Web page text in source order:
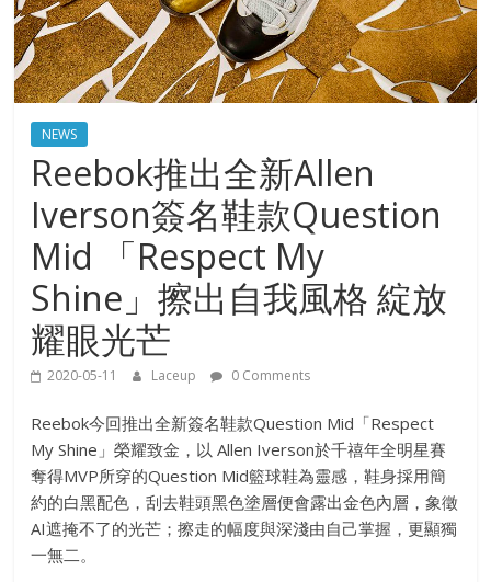
NEWS
Reebok推出全新Allen
Iverson簽名鞋款Question
Mid 「Respect My
Shine」擦出自我風格 綻放
耀眼光芒
2020-05-11 Laceup 0 Comments
Reebok今回推出全新簽名鞋款Question Mid「Respect
My Shine」榮耀致金，以 Allen Iverson於千禧年全明星賽
奪得MVP所穿的Question Mid籃球鞋為靈感，鞋身採用簡
約的白黑配色，刮去鞋頭黑色塗層便會露出金色內層，象徵
AI遮掩不了的光芒；擦走的幅度與深淺由自己掌握，更顯獨
一無二。